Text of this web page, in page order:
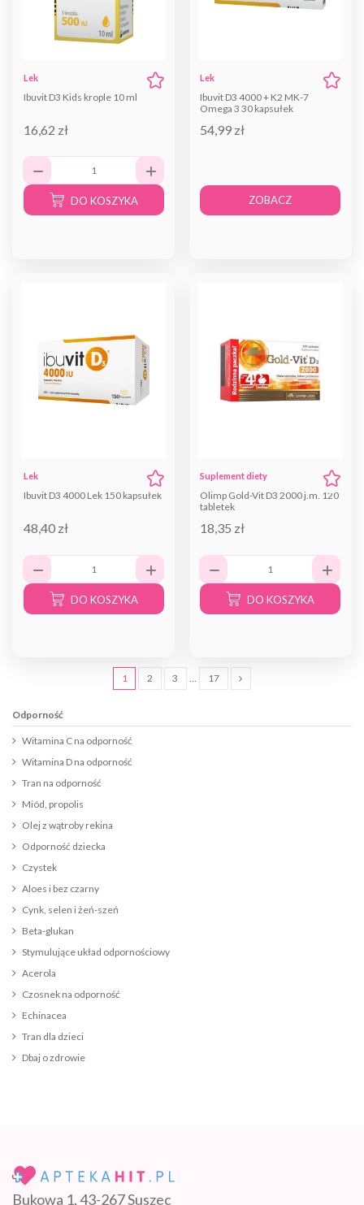
Lek
Ibuvit D3 Kids krople 10 ml
16,62 zł
DO KOSZYKA
Lek
Ibuvit D3 4000 + K2 MK-7
Omega 3 30 kapsułek
54,99 zł
ZOBACZ
Lek
Ibuvit D3 4000 Lek 150 kapsułek
48,40 zł
DO KOSZYKA
Suplement diety
Olimp Gold-Vit D3 2000 j.m. 120
tabletek
18,35 zł
DO KOSZYKA
1 2 3 … 17
Odporność
Witamina C na odporność
Witamina D na odporność
Tran na odporność
Miód, propolis
Olej z wątroby rekina
Odporność dziecka
Czystek
Aloes i bez czarny
Cynk, selen i żeń-szeń
Beta-glukan
Stymulujące układ odpornościowy
Acerola
Czosnek na odporność
Echinacea
Tran dla dzieci
Dbaj o zdrowie
Bukowa 1, 43-267 Suszec